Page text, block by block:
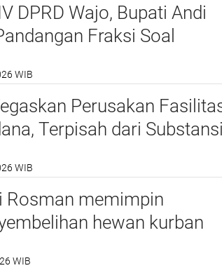
tahun 2026.
DPRD Wajo, Bupati Andi
Fraksi Soal
Daerah
WIB
Perusakan
Terpisah dari Substansi
WIB
Rosman memimpin
hewan kurban
Kabupaten Wajo
WIB